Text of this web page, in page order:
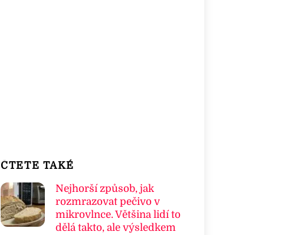
ČTETE TAKÉ
Nejhorší způsob, jak
rozmrazovat pečivo v
mikrovlnce. Většina lidí to
dělá takto, ale výsledkem